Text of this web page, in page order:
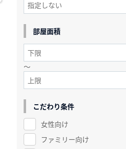
部屋面積
～
こだわり条件
女性向け
ファミリー向け